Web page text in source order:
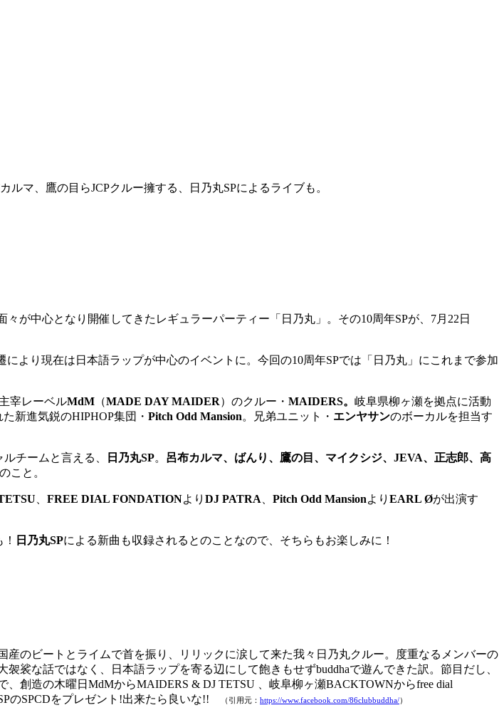
マ、鷹の目らJCPクルー擁する、日乃丸SPによるライブも。
々が中心となり開催してきたレギュラーパーティー「日乃丸」。その10周年SPが、7月22日
より現在は日本語ラップが中心のイベントに。今回の10周年SPでは「日乃丸」にこれまで参加
主宰レーベルMdM （MADE DAY MAIDER）のクルー・ MAIDERS。 岐阜県柳ヶ瀬を拠点に活動
新進気鋭のHIPHOP集団・ Pitch Odd Mansion。兄弟ユニット・ エンヤサンのボーカルを担当す
チームと言える、 日乃丸SP。 呂布カルマ、ばんり、鷹の目、マイクシジ、JEVA、正志郎、高
こと。
FREE DIAL FONDATIONより DJ PATRA Pitch Odd Mansionより EARL Øが出演す
日乃丸SPによる新曲も収録されるとのことなので、そちらもお楽しみに！
のビートとライムで首を振り、リリックに涙して来た我々日乃丸クルー。度重なるメンバーの
な話ではなく、日本語ラップを寄る辺にして飽きもせずbuddhaで遊んできた訳。節目だし、
創造の木曜日MdMからMAIDERS & DJ TETSU 、岐阜柳ヶ瀬BACKTOWNからfree dial
のSPCDをプレゼント!出来たら良いな!!
（引用元： https://www.facebook.com/86clubbuddha/）